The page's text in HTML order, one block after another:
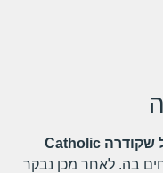
שקודרה Catholic
בה. לאחר מכן נבקר